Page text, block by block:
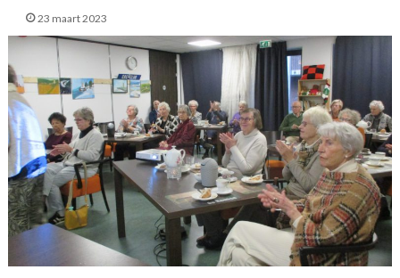
23 maart 2023